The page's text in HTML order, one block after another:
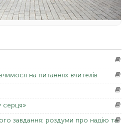
вчимося на питаннях вчителів
серця»
завдання: роздуми про надію та